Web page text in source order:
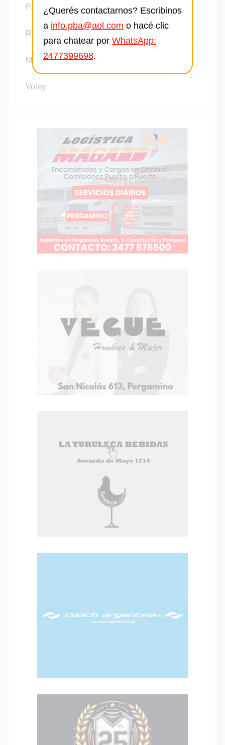
¿Querés contactarnos? Escribinos
a info.pba@aol.com o hacé clic
para chatear por WhatsApp:
2477399698.
Patín
Rugby
MMA
Voley